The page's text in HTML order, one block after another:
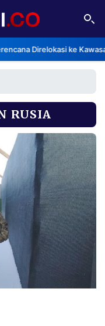
Direlokasi ke
RUSIA